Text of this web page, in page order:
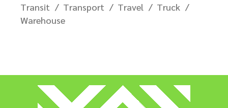
Transit
Transport Travel
Truck
Warehouse